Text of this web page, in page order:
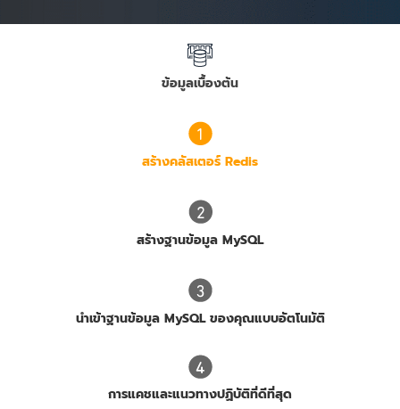
ข้อมูลเบื้องต้น
สร้างคลัสเตอร์ Redis
สร้างฐานข้อมูล MySQL
นำเข้าฐานข้อมูล MySQL ของคุณแบบอัตโนมัติ
การแคชและแนวทางปฏิบัติที่ดีที่สุด